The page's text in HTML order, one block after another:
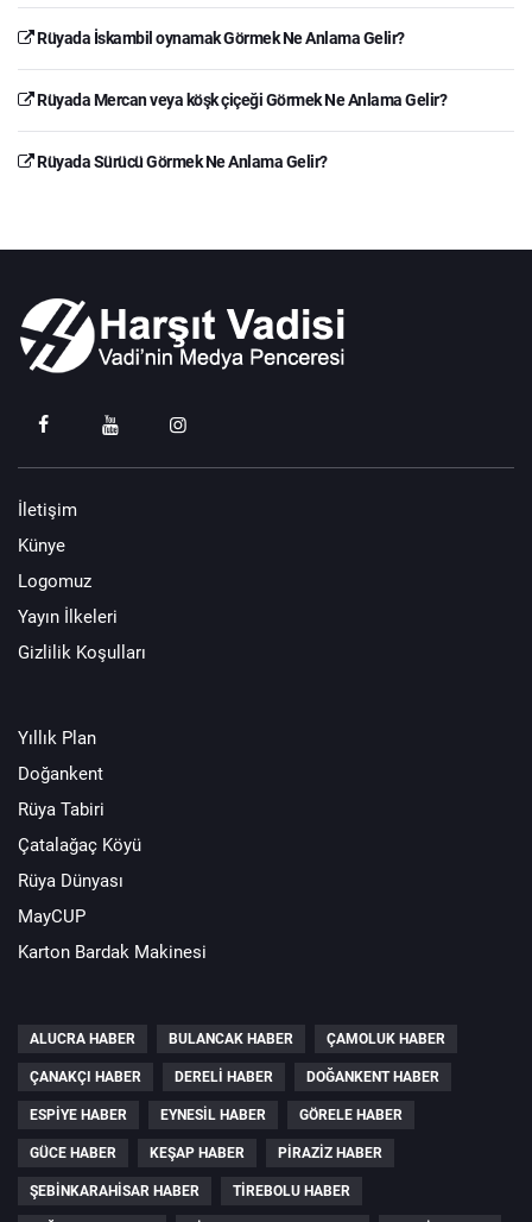
Rüyada İskambil oynamak Görmek Ne Anlama Gelir?
Rüyada Mercan veya köşk çiçeği Görmek Ne Anlama Gelir?
Rüyada Sürücü Görmek Ne Anlama Gelir?
İletişim
Künye
Logomuz
Yayın İlkeleri
Gizlilik Koşulları
Yıllık Plan
Doğankent
Rüya Tabiri
Çatalağaç Köyü
Rüya Dünyası
MayCUP
Karton Bardak Makinesi
ALUCRA HABER BULANCAK HABER ÇAMOLUK HABER
ÇANAKÇI HABER DERELI HABER DOĞANKENT HABER
ESPIYE HABER EYNESIL HABER GÖRELE HABER
GÜCE HABER KEŞAP HABER PIRAZIZ HABER
ŞEBINKARAHISAR HABER TIREBOLU HABER